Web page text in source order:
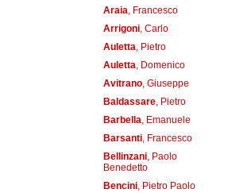
Araia , Francesco
Arrigoni, Carlo
Auletta , Pietro
Auletta , Domenico
Avitrano, Giuseppe
Baldassare, Pietro
Barbella , Emanuele
Barsanti, Francesco
Bellinzani, Paolo
Benedetto
Bencini, Pietro Paolo